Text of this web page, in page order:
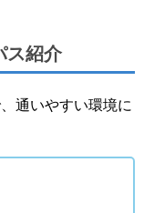
ス紹介
通いやすい環境に